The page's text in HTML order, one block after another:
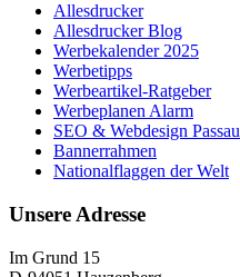
Allesdrucker
Allesdrucker Blog
Werbekalender 2025
Werbetipps
Werbeartikel-Ratgeber
Werbeplanen Alarm
SEO & Webdesign Passau
Bannerrahmen
Nationalflaggen der Welt
Unsere Adresse
Im Grund 15